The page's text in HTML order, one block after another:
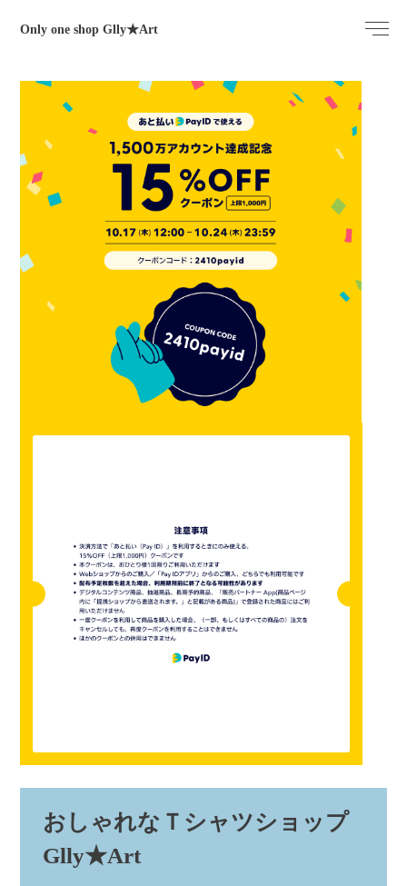
Only one shop Glly★Art
おしゃれなＴシャツショップ
Glly★Art